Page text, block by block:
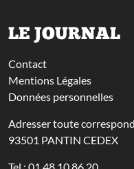
LE JOURNAL
Contact
Mentions Légales
Données personnelles
Adresser toute
93501 PANTIN CEDEX